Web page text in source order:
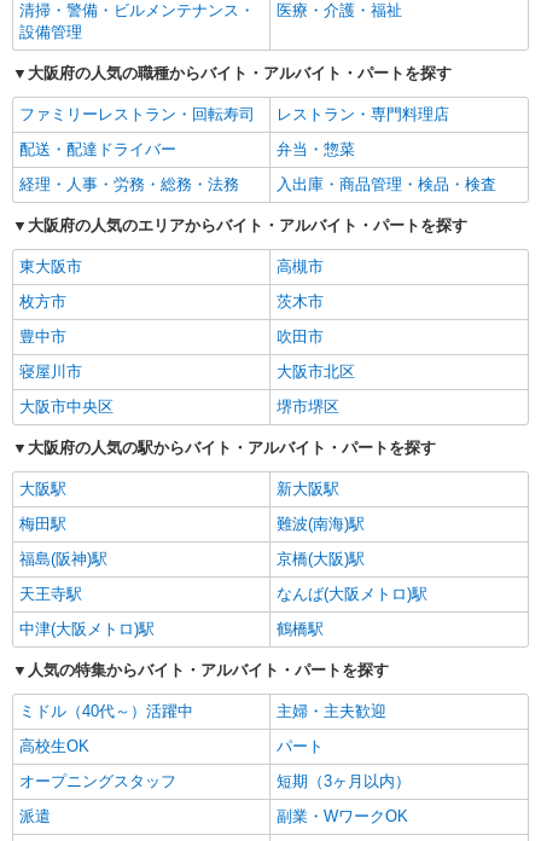
清掃・警備・ビルメンテナンス・
設備管理
医療・介護・福祉
大阪府の人気の職種からバイト・アルバイト・パートを探す
ファミリーレストラン・回転寿司
レストラン・専門料理店
配送・配達ドライバー
弁当・惣菜
経理・人事・労務・総務・法務
入出庫・商品管理・検品・検査
大阪府の人気のエリアからバイト・アルバイト・パートを探す
東大阪市
高槻市
枚方市
茨木市
豊中市
吹田市
寝屋川市
大阪市北区
大阪市中央区
堺市堺区
大阪府の人気の駅からバイト・アルバイト・パートを探す
大阪駅
新大阪駅
梅田駅
難波(南海)駅
福島(阪神)駅
京橋(大阪)駅
天王寺駅
なんば(大阪メトロ)駅
中津(大阪メトロ)駅
鶴橋駅
人気の特集からバイト・アルバイト・パートを探す
ミドル（40代～）活躍中
主婦・主夫歓迎
高校生OK
パート
オープニングスタッフ
短期（3ヶ月以内）
派遣
副業・WワークOK